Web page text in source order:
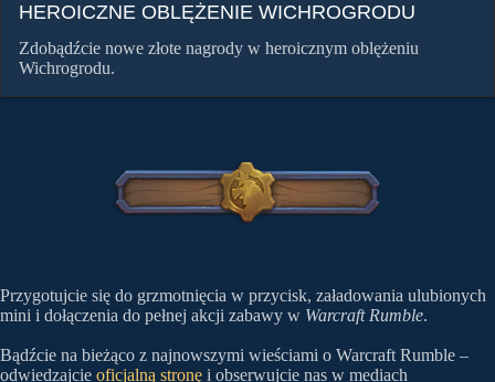
HEROICZNE OBLĘŻENIE WICHROGRODU
Zdobądźcie nowe złote nagrody w heroicznym oblężeniu
Wichrogrodu.
Przygotujcie się do grzmotnięcia w przycisk, załadowania ulubionych
mini i dołączenia do pełnej akcji zabawy w Warcraft Rumble.
Bądźcie na bieżąco z najnowszymi wieściami o Warcraft Rumble –
odwiedzajcie oficjalną stronę i obserwujcie nas w mediach